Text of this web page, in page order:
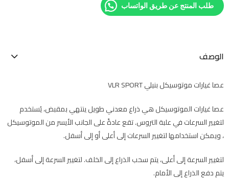
طلب المنتج عن طريق الواتساب
الوصف
عصا غيارات موتوسيكل بنيلي VLR SPORT
عصا غيارات الموتوسيكل هي ذراع معدني طويل ينتهي بمقبض، يُستخدم
لتغيير السرعات في علبة التروس. تقع عادةً على الجانب الأيسر من الموتوسيكل
، ويمكن استخدامها لتغيير السرعات إلى أعلى أو إلى أسفل.
لتغيير السرعة إلى أعلى، يتم سحب الذراع إلى الخلف. لتغيير السرعة إلى أسفل،
يتم دفع الذراع إلى الأمام.